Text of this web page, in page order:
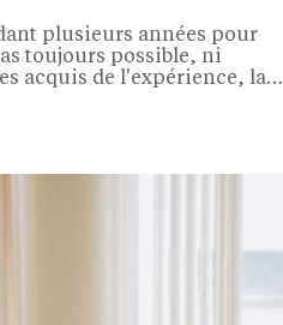
plusieurs années pour
toujours possible, ni
acquis de l'expérience, la
a appris sur le terrain.